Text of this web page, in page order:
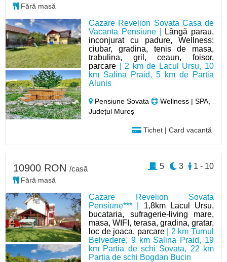
Cazare Revelion Sovata Casa de
Vacanta Pensiune |
Lângă parau,
inconjurat cu padure, Wellness:
ciubar, gradina, tenis de masa,
trabulina, gril, ceaun, foisor,
parcare | 2 km de Lacul Ursu, 10
km Salina Praid, 5 km de Partia
Alunis
Pensiune Sovata
Wellness | SPA,
Județul Mureș
Tichet | Card vacanță
Fără masă
Cazare Revelion Sovata
Pensiune*** | 1,8km Lacul Ursu,
bucataria, sufragerie-living mare,
masa, WIFI, terasa, gradina, gratar,
loc de joaca, parcare| 2 km Turnul
Belvedere, 9 km Salina Praid, 19
km Partia de schi Sovata, 22 km
Partia de schi Bogdan Bucin
10900 RON /casă
Fără masă
1 - 10
3
5